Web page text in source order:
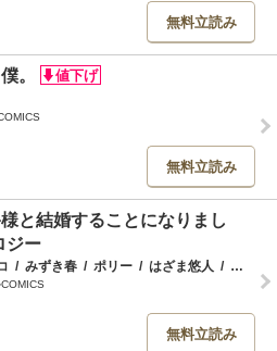
無料立読み
。
無料立読み
と結婚することになりまし
ジー
/ みずき春 / ポリー / はざま悠人 /
無料立読み